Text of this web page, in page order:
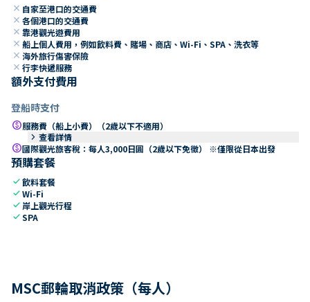
close 自家至港口的交通費
close 各個港口的交通費
close 靠港觀光遊費用
close 船上個人費用，例如飲料費、賭場、商店、Wi-Fi、SPA、洗衣等
close 海外旅行傷害保險
close 行李快遞服務
額外支付費用
登船時支付
paid服務費（船上小費）（2歲以下不適用）
keyboard_arrow_right 查看詳情
paid國際觀光旅客稅：每人3,000日圓（2歲以下免徵） ※僅限從日本出發
預購套餐
check飲料套餐
checkWi-Fi
check 岸上觀光行程
checkSPA
MSC郵輪取消政策（每人）